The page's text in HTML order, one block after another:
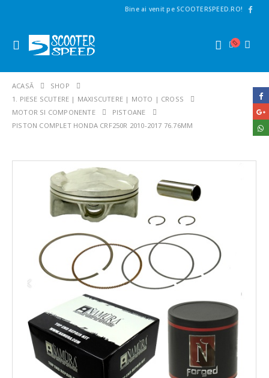
Bine ai venit pe SCOOTERSPEED.RO!
ACASĂ
SHOP
1. PIESE SCUTERE | MAXISCUTERE | MOTO | CROSS
MOTOR SI COMPONENTE
PISTOANE
PISTON COMPLET HONDA CRF250R 2010-2017 76.76MM